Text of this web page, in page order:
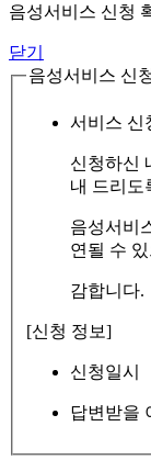
음성서비스 신청
닫기
음성서비스 신
서비스 신
신청하신
내 드리도
음성서비
연될 수
감합니다.
[신청 정보]
신청일시
답변받을